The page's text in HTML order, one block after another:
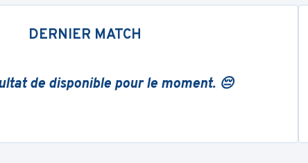
DERNIER MATCH
de disponible pour le moment. 😔